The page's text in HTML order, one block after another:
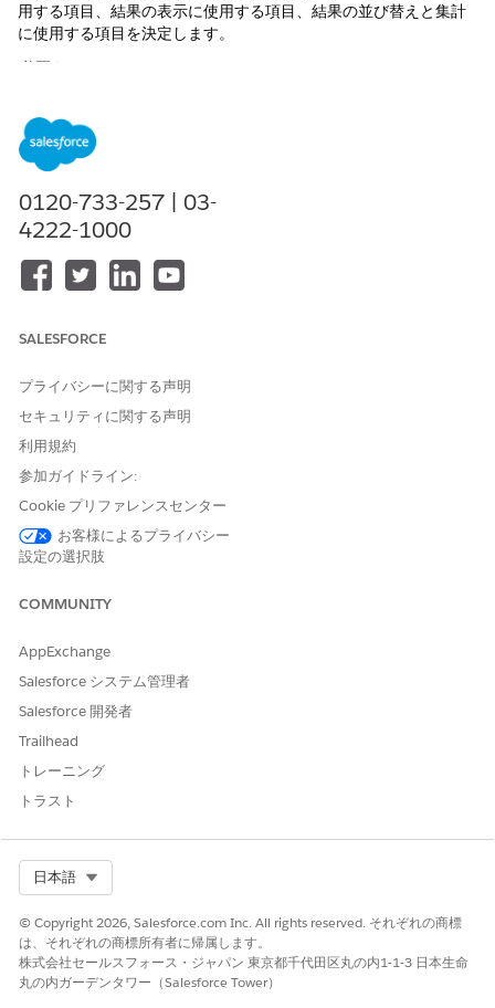
用する項目、結果の表示に使用する項目、結果の並び替えと集計
に使用する項目を決定します。
必要なエディション
使用可能なエディション:
Edition、および
車両定義検索ワークフローの主要なステップ
検索設定を定義する前に、Automotive Cloud の車両定義検索
ワークフローについて理解してください。
車両定義検索の検索条件設定の作成
検索条件設定を作成して、ユーザー向けの車両定義検索環境を
ザーの検索結果に表示される項目を定義できます。また、ユー
もできます。最後に、ユーザーが検索レコードで実行できるア
クションを選択し、ロケーションパラメーターを定義できま
車両定義検索の検索可能なオブジェクト設定の作成
ブジェクトのデータの更新方法を定義するには、検索可能なオ
ブジェクト設定を作成します。車両定義検索可能項目レコード
を作成および更新するには、複数のソースオブジェクトのデー
この記事で問題は解決されましたか?
0120-733-257 | 03-
4222-1000
SALESFORCE
プライバシーに関する声明
セキュリティに関する声明
利用規約
参加ガイドライン:
Cookie プリファレンスセンター
お客様によるプライバシー
設定の選択肢
COMMUNITY
AppExchange
Salesforce システム管理者
Salesforce 開発者
Trailhead
トレーニング
トラスト
日本語
© Copyright 2026, Salesforce.com Inc. All rights reserved. それぞれの商標
は、それぞれの商標所有者に帰属します。
株式会社セールスフォース・ジャパン 東京都千代田区丸の内1-1-3 日本生命
丸の内ガーデンタワー（Salesforce Tower）